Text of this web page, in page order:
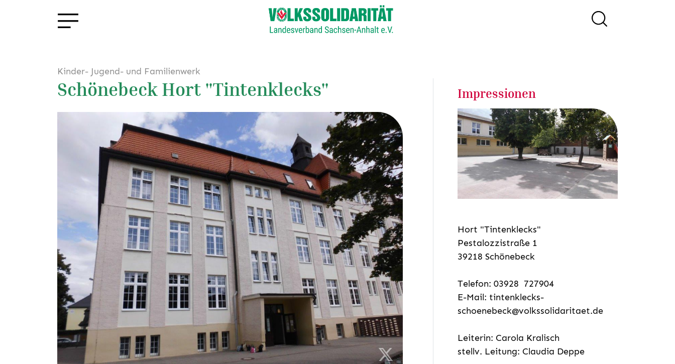
Kinder- Jugend- und Familienwerk
Schönebeck Hort "Tintenklecks" Impressionen
Hort "Tintenklecks"
Pestalozzistraße 1
39218 Schönebeck
Telefon: 03928 727904
E-Mail: tintenklecks-
schoenebeck@volkssolidaritaet.de
Leiterin: Carola Kralisch
stellv. Leitung: Claudia Deppe